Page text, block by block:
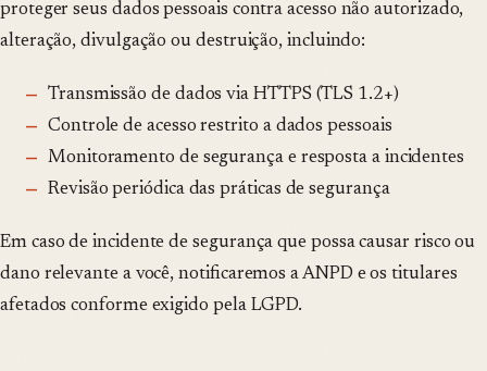
proteger seus dados pessoais contra acesso não autorizado,
alteração, divulgação ou destruição, incluindo:
Transmissão de dados via HTTPS (TLS 1.2+)
Controle de acesso restrito a dados pessoais
Monitoramento de segurança e resposta a incidentes
Revisão periódica das práticas de segurança
Em caso de incidente de segurança que possa causar risco ou
dano relevante a você, notificaremos a ANPD e os titulares
afetados conforme exigido pela LGPD.